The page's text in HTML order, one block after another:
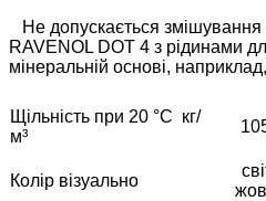
Не допускається змішування
RAVENOL DOT 4 з рідинами
мінеральній основі,
Щільність при 20 °C кг/
м³
Колір візуально